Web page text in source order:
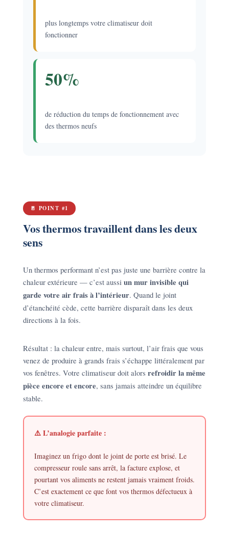
plus longtemps votre climatiseur doit
fonctionner
50%
de réduction du temps de fonctionnement avec
des thermos neufs
🚪 POINT #1
Vos thermos travaillent dans les deux
sens
Un thermos performant n’est pas juste une barrière contre la
chaleur extérieure — c’est aussi un mur invisible qui
garde votre air frais à l’intérieur. Quand le joint
d’étanchéité cède, cette barrière disparaît dans les deux
directions à la fois.
Résultat : la chaleur entre, mais surtout, l’air frais que vous
venez de produire à grands frais s’échappe littéralement par
vos fenêtres. Votre climatiseur doit alors refroidir la même
pièce encore et encore, sans jamais atteindre un équilibre
stable.
⚠️ L’analogie parfaite :
Imaginez un frigo dont le joint de porte est brisé. Le
compresseur roule sans arrêt, la facture explose, et
pourtant vos aliments ne restent jamais vraiment froids.
C’est exactement ce que font vos thermos défectueux à
votre climatiseur.